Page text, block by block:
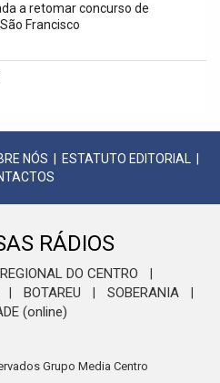
a retomar concurso de
Francisco
NÓS ESTATUTO EDITORIAL
RÁDIOS
REGIONAL DO CENTRO
BOTAREU SOBERANIA
(online)
Grupo Media Centro